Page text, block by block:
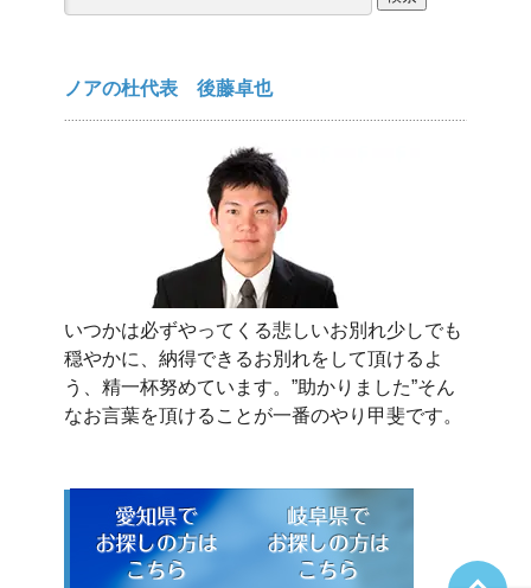
索:
ノアの杜代表 後藤卓也
いつかは必ずやってくる悲しいお別れ少しでも
穏やかに、納得できるお別れをして頂けるよ
う、精一杯努めています。”助かりました”そん
なお言葉を頂けることが一番のやり甲斐です。